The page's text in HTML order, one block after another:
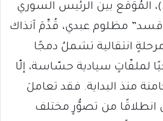
(مارس)، المُوَقَّع بين الرئيس السوري
مظلوم عبدي، قُدِّمَ آنذاك
انتقالية تشملُ دمجًا
لملفّاتٍ سيادية حسّاسة، إلّا
منذ البداية. فقد تعاملَ
انطلاقًا من تصوُّرٍ مختلف